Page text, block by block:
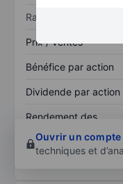
Ratios
Prix / ventes
Bénéfice par action
Dividende par action
Rendement des
Ouvrir un compte
techniques et